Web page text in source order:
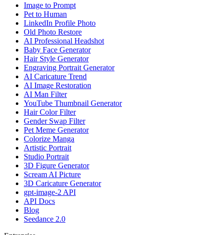
Image to Prompt
Pet to Human
LinkedIn Profile Photo
Old Photo Restore
AI Professional Headshot
Baby Face Generator
Hair Style Generator
Engraving Portrait Generator
AI Caricature Trend
AI Image Restoration
AI Man Filter
YouTube Thumbnail Generator
Hair Color Filter
Gender Swap Filter
Pet Meme Generator
Colorize Manga
Artistic Portrait
Studio Portrait
3D Figure Generator
Scream AI Picture
3D Caricature Generator
gpt-image-2 API
API Docs
Blog
Seedance 2.0